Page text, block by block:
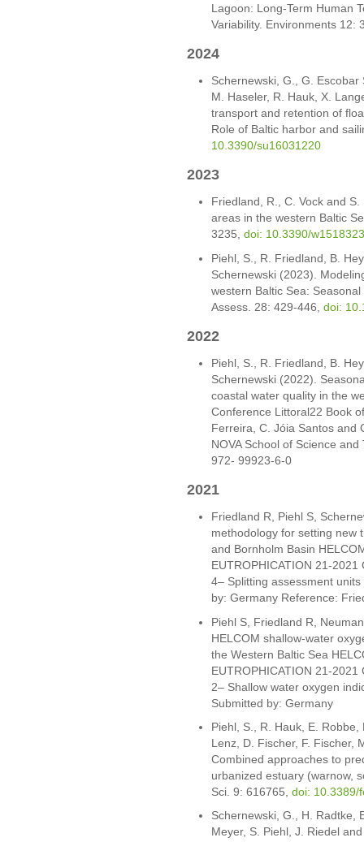
Lagoon: Long-Term Human
Variability. Environments 12:
2024
Schernewski, G., G.
M. Haseler, R. Hauk, X.
transport and retention of
Role of Baltic harbor and
10.3390/su16031220
2023
Friedland, R., C. Vock and
areas in the western Baltic
3235, doi: 10.3390/
Piehl, S., R. Friedland, B.
Schernewski (2023).
western Baltic Sea:
Assess. 28: 429-446, doi:
2022
Piehl, S., R. Friedland, B.
Schernewski (2022).
coastal water quality in the
Conference Littoral22 Book
Ferreira, C. Jóia Santos and
NOVA School of Science
972- 99923-6-0
2021
Friedland R, Piehl S,
methodology for setting new
and Bornholm Basin
EUTROPHICATION 21-
4– Splitting assessment
by: Germany Reference:
Piehl S, Friedland R,
HELCOM shallow-water
the Western Baltic Sea
EUTROPHICATION 21-
2– Shallow water oxygen
Submitted by: Germany
Piehl, S., R. Hauk, E.
Lenz, D. Fischer, F. Fischer,
Combined approaches to
urbanized estuary (warnow,
Sci. 9: 616765, doi: 10.3389/
Schernewski, G., H. Radtke,
Meyer, S. Piehl, J. Riedel